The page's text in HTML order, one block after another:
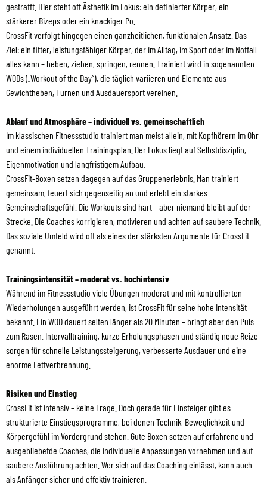
gestrafft. Hier steht oft Ästhetik im Fokus: ein definierter Körper, ein
stärkerer Bizeps oder ein knackiger Po.
CrossFit verfolgt hingegen einen ganzheitlichen, funktionalen Ansatz. Das
Ziel: ein fitter, leistungsfähiger Körper, der im Alltag, im Sport oder im Notfall
alles kann – heben, ziehen, springen, rennen. Trainiert wird in sogenannten
WODs („Workout of the Day“), die täglich variieren und Elemente aus
Gewichtheben, Turnen und Ausdauersport vereinen.
Ablauf und Atmosphäre – individuell vs. gemeinschaftlich
Im klassischen Fitnessstudio trainiert man meist allein, mit Kopfhörern im Ohr
und einem individuellen Trainingsplan. Der Fokus liegt auf Selbstdisziplin,
Eigenmotivation und langfristigem Aufbau.
CrossFit-Boxen setzen dagegen auf das Gruppenerlebnis. Man trainiert
gemeinsam, feuert sich gegenseitig an und erlebt ein starkes
Gemeinschaftsgefühl. Die Workouts sind hart – aber niemand bleibt auf der
Strecke. Die Coaches korrigieren, motivieren und achten auf saubere Technik.
Das soziale Umfeld wird oft als eines der stärksten Argumente für CrossFit
genannt.
Trainingsintensität – moderat vs. hochintensiv
Während im Fitnessstudio viele Übungen moderat und mit kontrollierten
Wiederholungen ausgeführt werden, ist CrossFit für seine hohe Intensität
bekannt. Ein WOD dauert selten länger als 20 Minuten – bringt aber den Puls
zum Rasen. Intervalltraining, kurze Erholungsphasen und ständig neue Reize
sorgen für schnelle Leistungssteigerung, verbesserte Ausdauer und eine
enorme Fettverbrennung.
Risiken und Einstieg
CrossFit ist intensiv – keine Frage. Doch gerade für Einsteiger gibt es
strukturierte Einstiegsprogramme, bei denen Technik, Beweglichkeit und
Körpergefühl im Vordergrund stehen. Gute Boxen setzen auf erfahrene und
ausgebliebetde Coaches, die individuelle Anpassungen vornehmen und auf
saubere Ausführung achten. Wer sich auf das Coaching einlässt, kann auch
als Anfänger sicher und effektiv trainieren.